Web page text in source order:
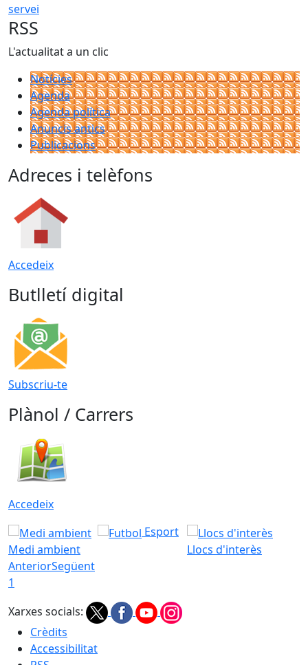
RSS
L'actualitat a un clic
Notícies
Agenda
Agenda política
Anuncis antics
Publicacions
Adreces i telèfons
Accedeix
Butlletí digital
Subscriu-te
Plànol / Carrers
Accedeix
Medi ambient
Esport
Llocs d'interès
AnteriorSegüent
1
Xarxes socials:
Crèdits
Accessibilitat